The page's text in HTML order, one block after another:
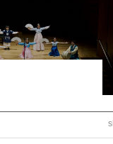
계, 법인회계, 학교발전